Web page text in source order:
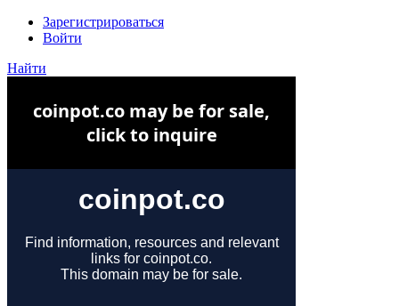
Зарегистрироваться
Войти
Найти